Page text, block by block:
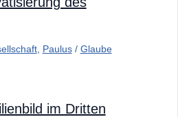
, Paulus/ Glaube
im Dritten